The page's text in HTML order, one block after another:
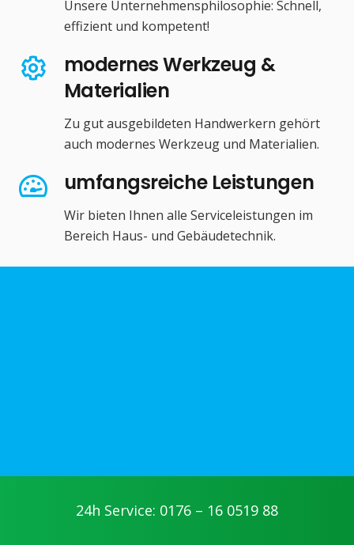
Unsere Unternehmensphilosophie: Schnell,
effizient und kompetent!
modernes Werkzeug &
Materialien
Zu gut ausgebildeten Handwerkern gehört
auch modernes Werkzeug und Materialien.
umfangsreiche Leistungen
Wir bieten Ihnen alle Serviceleistungen im
Bereich Haus- und Gebäudetechnik.
24h Service: 0176 – 16 0519 88